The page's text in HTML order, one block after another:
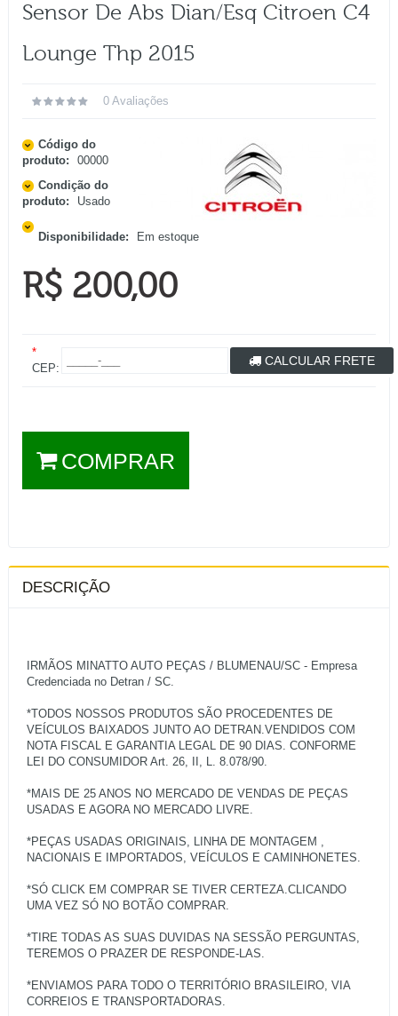
Sensor De Abs Dian/esq Citroen C4
Lounge Thp 2015
0 Avaliações
Código do
produto:
00000
Condição do
produto:
Usado
Disponibilidade: Em estoque
R$ 200,00
*
CEP:
CALCULAR FRETE
COMPRAR
DESCRIÇÃO
IRMÃOS MINATTO AUTO PEÇAS / BLUMENAU/SC - Empresa
Credenciada no Detran / SC.
*TODOS NOSSOS PRODUTOS SÃO PROCEDENTES DE
VEÍCULOS BAIXADOS JUNTO AO DETRAN.VENDIDOS COM
NOTA FISCAL E GARANTIA LEGAL DE 90 DIAS. CONFORME
LEI DO CONSUMIDOR Art. 26, II, L. 8.078/90.
*MAIS DE 25 ANOS NO MERCADO DE VENDAS DE PEÇAS
USADAS E AGORA NO MERCADO LIVRE.
*PEÇAS USADAS ORIGINAIS, LINHA DE MONTAGEM ,
NACIONAIS E IMPORTADOS, VEÍCULOS E CAMINHONETES.
*SÓ CLICK EM COMPRAR SE TIVER CERTEZA.CLICANDO
UMA VEZ SÓ NO BOTÃO COMPRAR.
*TIRE TODAS AS SUAS DUVIDAS NA SESSÃO PERGUNTAS,
TEREMOS O PRAZER DE RESPONDE-LAS.
*ENVIAMOS PARA TODO O TERRITÓRIO BRASILEIRO, VIA
CORREIOS E TRANSPORTADORAS.